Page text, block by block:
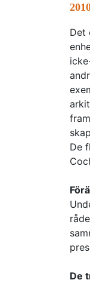
Det
De
De